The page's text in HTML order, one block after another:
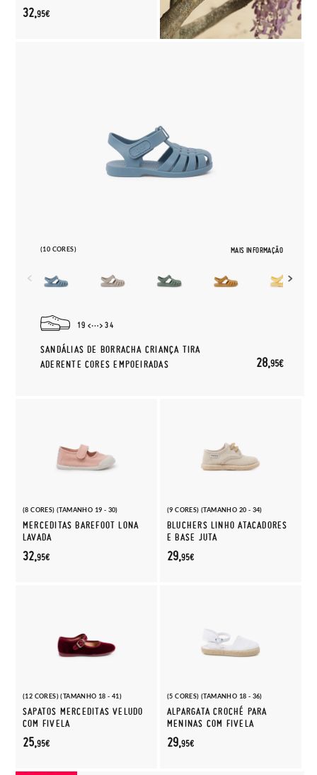
32,95€
(10 CORES) MAIS INFORMAÇÃO
19 34
SANDÁLIAS DE BORRACHA CRIANÇA TIRA
ADERENTE CORES EMPOEIRADAS
28,95€
(8 CORES) (TAMANHO 19 - 30)
MERCEDITAS BAREFOOT LONA
LAVADA
32,95€
(9 CORES) (TAMANHO 20 - 34)
BLUCHERS LINHO ATACADORES
E BASE JUTA
29,95€
(12 CORES) (TAMANHO 18 - 41)
SAPATOS MERCEDITAS VELUDO
COM FIVELA
25,95€
(5 CORES) (TAMANHO 18 - 36)
ALPARGATA CROCHÉ PARA
MENINAS COM FIVELA
29,95€